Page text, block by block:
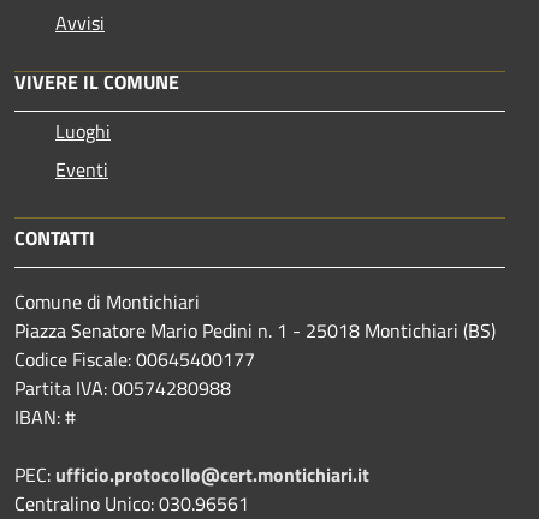
Avvisi
VIVERE IL COMUNE
Luoghi
Eventi
CONTATTI
Comune di Montichiari
Piazza Senatore Mario Pedini n. 1 - 25018 Montichiari (BS)
Codice Fiscale: 00645400177
Partita IVA: 00574280988
IBAN: #
PEC: ufficio.protocollo@cert.montichiari.it
Centralino Unico: 030.96561